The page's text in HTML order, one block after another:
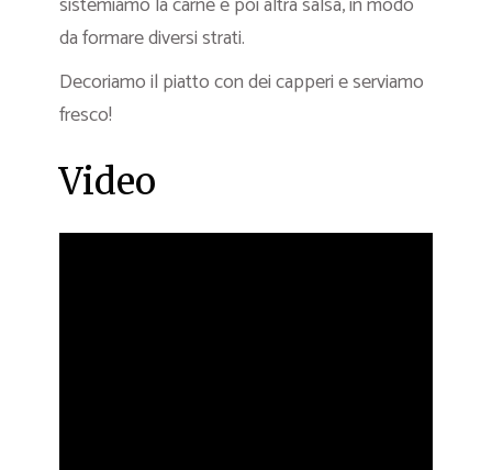
da formare diversi strati.
Decoriamo il piatto con dei capperi e serviamo
fresco!
Video